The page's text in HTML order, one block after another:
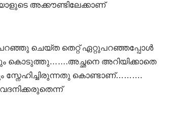
അക്കൗണ്ടിലേക്കാണ്
ചെയ്ത തെറ്റ്‌ ഏറ്റുപറഞ്ഞപ്പോൾ
കൊടുത്തു…….അച്ഛനെ അറിയിക്കാതെ
സ്നേഹിച്ചിരുന്നതു കൊണ്ടാണ്……….